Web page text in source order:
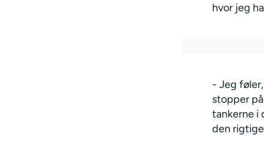
hvor jeg
- Jeg
stopper
tankerne i
den